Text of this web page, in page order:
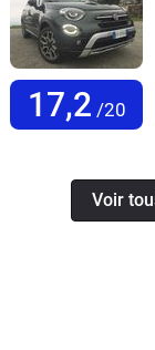
17,2 /20
Voir